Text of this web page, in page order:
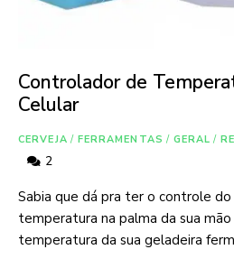
Controlador de
Celular
CERVEJA / FERRAMENTAS / GERAL /
2
Sabia que dá pra ter o controle
temperatura na palma da sua
temperatura da sua geladeira